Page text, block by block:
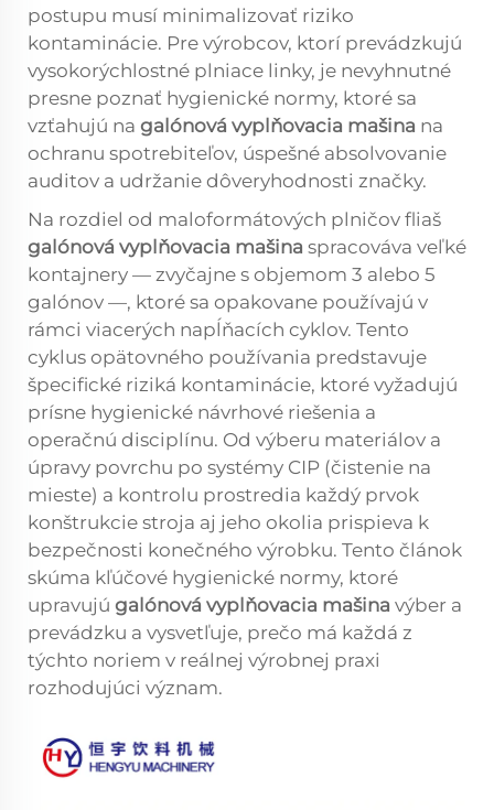
postupu musí minimalizovať riziko
kontaminácie. Pre výrobcov, ktorí prevádzkujú
vysokorýchlostné plniace linky, je nevyhnutné
presne poznať hygienické normy, ktoré sa
vzťahujú na galónová vyplňovacia mašina na
ochranu spotrebiteľov, úspešné absolvovanie
auditov a udržanie dôveryhodnosti značky.
Na rozdiel od maloformátových plničov fliaš
galónová vyplňovacia mašina spracováva veľké
kontajnery — zvyčajne s objemom 3 alebo 5
galónov —, ktoré sa opakovane používajú v
rámci viacerých napĺňacích cyklov. Tento
cyklus opätovného používania predstavuje
špecifické riziká kontaminácie, ktoré vyžadujú
prísne hygienické návrhové riešenia a
operačnú disciplínu. Od výberu materiálov a
úpravy povrchu po systémy CIP (čistenie na
mieste) a kontrolu prostredia každý prvok
konštrukcie stroja aj jeho okolia prispieva k
bezpečnosti konečného výrobku. Tento článok
skúma kľúčové hygienické normy, ktoré
upravujú galónová vyplňovacia mašina výber a
prevádzku a vysvetľuje, prečo má každá z
týchto noriem v reálnej výrobnej praxi
rozhodujúci význam.